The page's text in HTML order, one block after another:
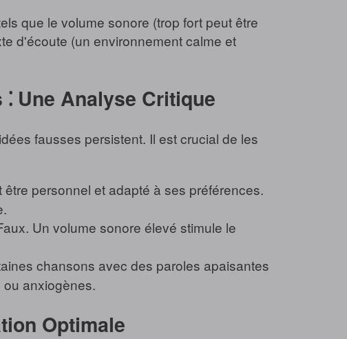
que le volume sonore (trop fort peut être
d'écoute (un environnement calme et
Une Analyse Critique
fausses persistent. Il est crucial de les
personnel et adapté à ses préférences.
Un volume sonore élevé stimule le
chansons avec des paroles apaisantes
anxiogènes.
Optimale